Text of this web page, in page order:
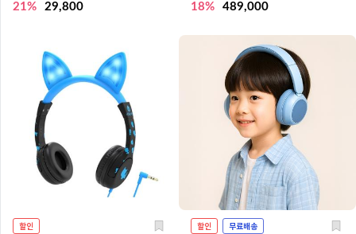
21% 29,800 18% 489,000
할인 할인 무료배송